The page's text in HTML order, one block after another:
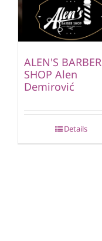
ALEN'S BARBER
SHOP Alen
Demirović
Details